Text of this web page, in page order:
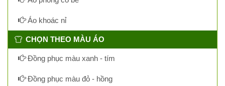
Áo khoác nỉ
CHỌN THEO MÀU ÁO
Đồng phục màu xanh - tím
Đồng phục màu đỏ - hồng